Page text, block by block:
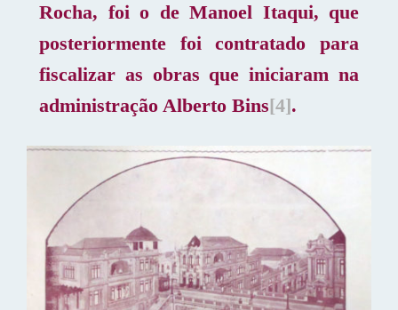
Rocha, foi o de Manoel Itaqui, que
posteriormente foi contratado para
fiscalizar as obras que iniciaram na
administração Alberto Bins[4].